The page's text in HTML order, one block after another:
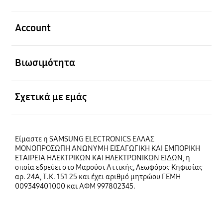
Account
Βιωσιμότητα
Σχετικά με εμάς
Είμαστε η SAMSUNG ELECTRONICS ΕΛΛΑΣ
ΜΟΝΟΠΡΟΣΩΠΗ ΑΝΩΝΥΜΗ ΕΙΣΑΓΩΓΙΚΗ ΚΑΙ ΕΜΠΟΡΙΚΗ
ΕΤΑΙΡΕΙΑ ΗΛΕΚΤΡΙΚΩΝ ΚΑΙ ΗΛΕΚΤΡΟΝΙΚΩΝ ΕΙΔΩΝ, η
οποία εδρεύει στο Μαρούσι Αττικής, Λεωφόρος Κηφισίας
αρ. 24Α, Τ.Κ. 151 25 και έχει αριθμό μητρώου ΓΕΜΗ
009349401000 και ΑΦΜ 997802345.